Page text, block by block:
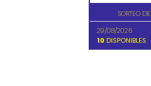
SORTEO
29/08/2026
10 DISPONIBLES